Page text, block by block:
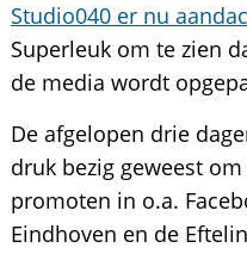
Studio040 er nu
Superleuk om te zien
de media wordt
De afgelopen drie
druk bezig geweest
promoten in o.a.
Eindhoven en de